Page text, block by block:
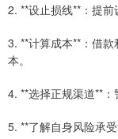
2. **设止损线**：提前
3. **计算成本**：借
本。
4. **选择正规渠道**：
5. **了解自身风险承